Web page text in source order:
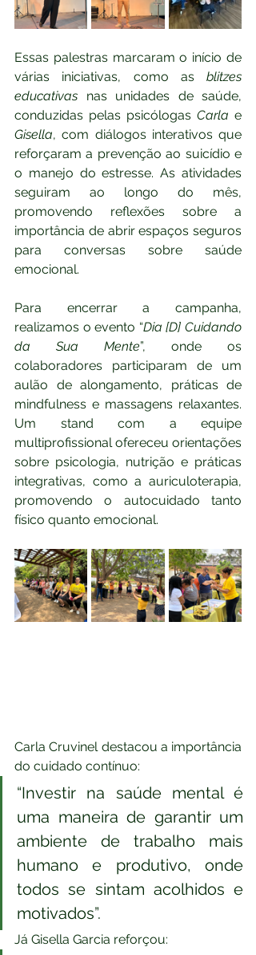
Essas palestras marcaram o início de
várias iniciativas, como as blitzes
educativas nas unidades de saúde,
conduzidas pelas psicólogas Carla
Gisella, com diálogos interativos que
reforçaram a prevenção ao suicídio e
o manejo do estresse. As atividades
seguiram ao longo do mês,
promovendo reflexões sobre a
importância de abrir espaços seguros
para conversas sobre saúde
emocional.
Para encerrar a campanha,
realizamos o evento “Dia [D] Cuidando
da Sua Mente”, onde os
colaboradores participaram de um
aulão de alongamento, práticas de
mindfulness e massagens relaxantes.
Um stand com a equipe
multiprofissional ofereceu orientações
sobre psicologia, nutrição e práticas
integrativas, como a auriculoterapia,
promovendo o autocuidado tanto
físico quanto emocional.
Carla Cruvinel destacou a importância
do cuidado contínuo:
“Investir na saúde mental é
uma maneira de garantir um
ambiente de trabalho mais
humano e produtivo, onde
todos se sintam acolhidos e
motivados”.
Já Gisella Garcia reforçou: